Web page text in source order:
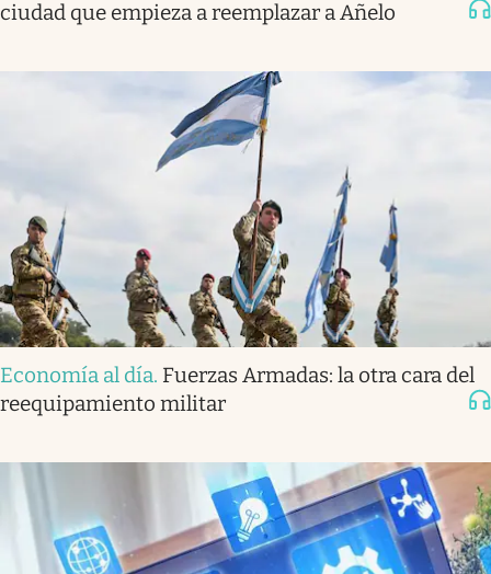
ciudad que empieza a reemplazar a Añelo
Economía al día. Fuerzas Armadas: la otra cara del
reequipamiento militar